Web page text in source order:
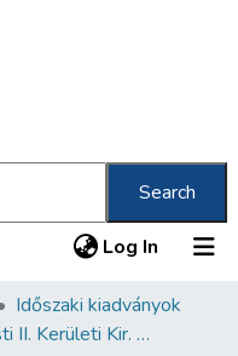
Search
Log In (current)
Időszaki kiadványok
A Budapesti II. Kerületi Kir. Egyetemi Katholikus Főgimnázium és a vele kapcsolatos M. Kir. Ferenc József Nevelő Intézet